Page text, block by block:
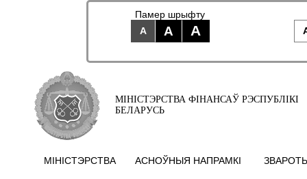
Памер шрыфту
A
A A
МІНІСТЭРСТВА ФІНАНСАЎ РЭСПУБЛІКІ
БЕЛАРУСЬ
МIНIСТЭРСТВА АСНОЎНЫЯ НАПРАМКI